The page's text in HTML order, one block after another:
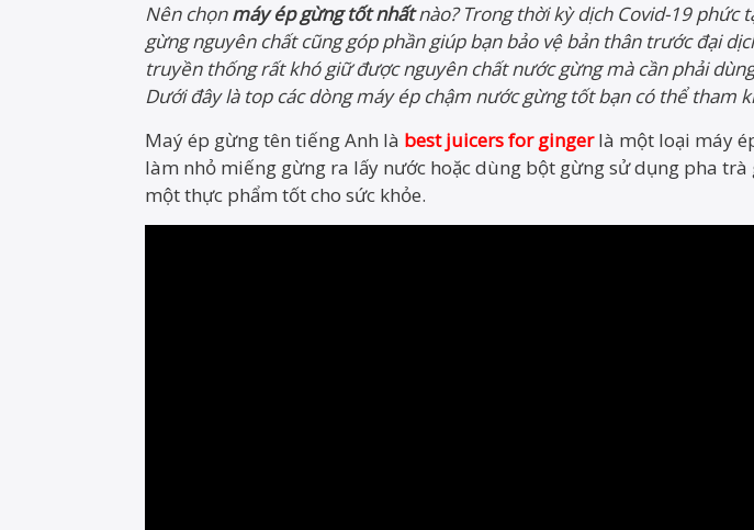
Nên chọnmáy ép gừng tốt nhấtnào? Trong thời kỳ dịch Covid-19 phức
gừng nguyên chất cũng góp phần giúp bạn bảo vệ bản thân trước đại
truyền thống rất khó giữ được nguyên chất nước gừng mà cần phải
Dưới đây là top các dòng máy ép chậm nước gừng tốt bạn có thể tham
Maý ép gừng tên tiếng Anh là best juicers for gingerlà một loại máy
làm nhỏ miếng gừng ra lấy nước hoặc dùng bột gừng sử dụng pha trà
một thực phẩm tốt cho sức khỏe.